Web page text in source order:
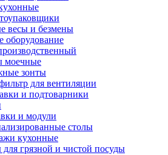
весы и безмены
оборудование
моечные
зонты
для вентиляции
и подтоварники
и модули
столы
кухонные
грязной и чистой посуды